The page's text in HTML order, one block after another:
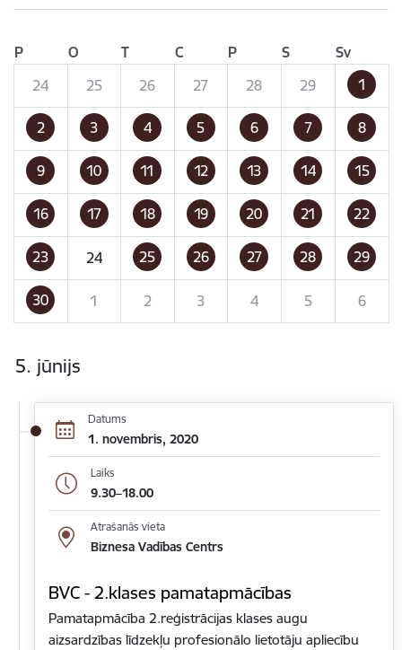
P O T C P S
Sv
24
25 26 27 28 29 1
2 3 4 5 6 7 8
9 10 11 12 13 14 15
16 17 18 19 20 21 22
23 24 25 26 27 28 29
30 1 2 3 4 5 6
5. jūnijs
Datums
1. novembris, 2020
Laiks
9.30–18.00
Atrašanās vieta
Biznesa Vadības Centrs
BVC - 2.klases pamatapmācības
Pamatapmācība 2.reģistrācijas klases augu
aizsardzības līdzekļu profesionālo lietotāju apliecību